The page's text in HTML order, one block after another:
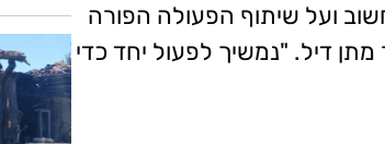
ועל שיתוף הפעולה הפורה
דיל. "נמשיך לפעול יחד כדי